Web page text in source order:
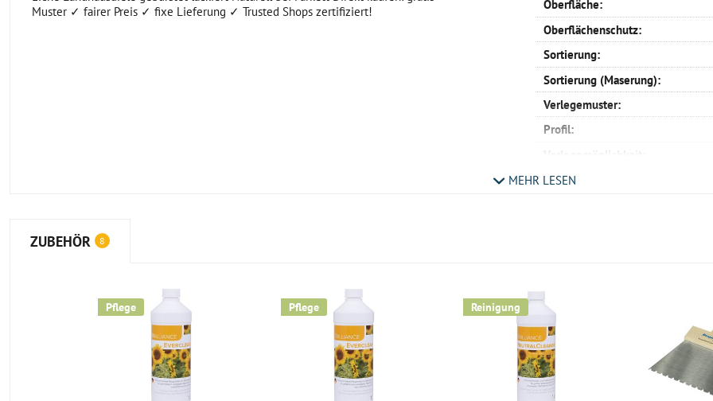
Muster ✓ fairer Preis ✓ fixe Lieferung ✓ Trusted Shops zertifiziert!
Oberfläche:
Oberflächenschutz:
Sortierung:
Sortierung (Maserung):
Verlegemuster:
Profil:
Maße:
Wohnräume:
Küche:
Badezimmer:
Keller:
MEHR LESEN
ZUBEHÖR 8
Pflege Pflege Reinigung